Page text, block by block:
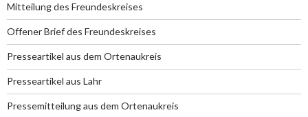
Mitteilung des Freundeskreises
Offener Brief des Freundeskreises
Presseartikel aus dem Ortenaukreis
Presseartikel aus Lahr
Pressemitteilung aus dem Ortenaukreis